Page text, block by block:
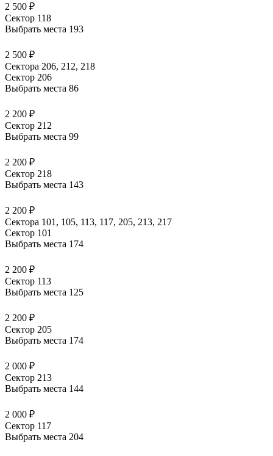
2 500 ₽
Сектор 118
Выбрать места 193
2 500 ₽
Сектора 206, 212, 218
Сектор 206
Выбрать места 86
2 200 ₽
Сектор 212
Выбрать места 99
2 200 ₽
Сектор 218
Выбрать места 143
2 200 ₽
Сектора 101, 105, 113, 117, 205, 213, 217
Сектор 101
Выбрать места 174
2 200 ₽
Сектор 113
Выбрать места 125
2 200 ₽
Сектор 205
Выбрать места 174
2 000 ₽
Сектор 213
Выбрать места 144
2 000 ₽
Сектор 117
Выбрать места 204